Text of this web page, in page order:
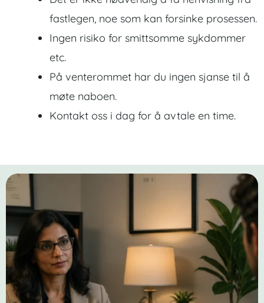
fastlegen, noe som kan forsinke prosessen.
Ingen risiko for smittsomme sykdommer
etc.
På venterommet har du ingen sjanse til å
møte naboen.
Kontakt oss i dag for å avtale en time.